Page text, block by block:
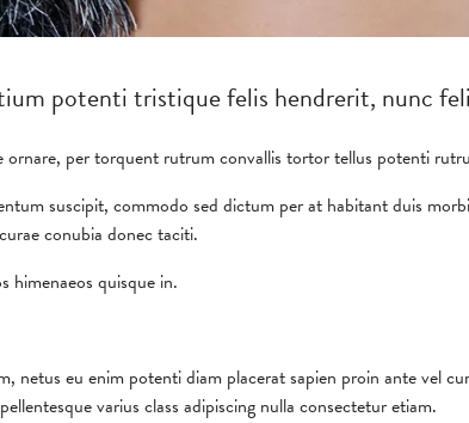
potenti tristique felis hendrerit, nunc
per torquent rutrum convallis tortor tellus potenti
suscipit, commodo sed dictum per at habitant duis
conubia donec taciti.
himenaeos quisque in.
netus eu enim potenti diam placerat sapien proin ante vel
varius class adipiscing nulla consectetur etiam.